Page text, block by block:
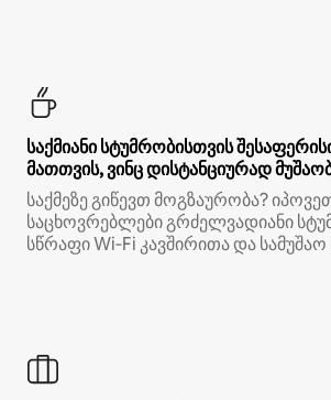
საქმიანი სტუმრობისთვის
მათთვის, ვინც დისტანციურად
საქმეზე გიწევთ მოგზაურობა?
საცხოვრებლები გრძელვადიანი
სწრაფი Wi‑Fi კავშირითა და